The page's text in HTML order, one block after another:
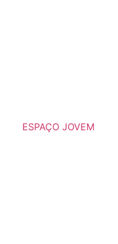
ESPAÇO JOVEM